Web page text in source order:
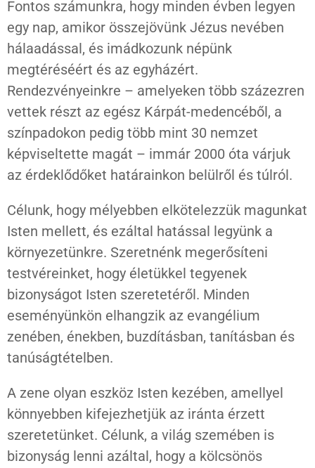
Fontos számunkra, hogy minden évben legyen
egy nap, amikor összejövünk Jézus nevében
hálaadással, és imádkozunk népünk
megtéréséért és az egyházért.
Rendezvényeinkre – amelyeken több százezren
vettek részt az egész Kárpát-medencéből, a
színpadokon pedig több mint 30 nemzet
képviseltette magát – immár 2000 óta várjuk
az érdeklődőket határainkon belülről és túlról.
Célunk, hogy mélyebben elkötelezzük magunkat
Isten mellett, és ezáltal hatással legyünk a
környezetünkre. Szeretnénk megerősíteni
testvéreinket, hogy életükkel tegyenek
bizonyságot Isten szeretetéről. Minden
eseményünkön elhangzik az evangélium
zenében, énekben, buzdításban, tanításban és
tanúságtételben.
A zene olyan eszköz Isten kezében, amellyel
könnyebben kifejezhetjük az iránta érzett
szeretetünket. Célunk, a világ szemében is
bizonyság lenni azáltal, hogy a kölcsönös